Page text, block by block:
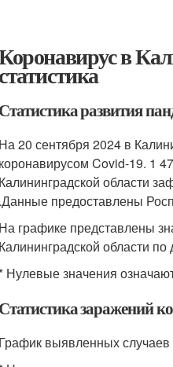
в
Статистика развития
На 20 сентября 2024 в
коронавирусом Covid-19. 1
Калининградской области
.Данные предоставлены
На графике представлены
Калининградской области
Нулевые значения
Статистика заражений
График выявленных случаев